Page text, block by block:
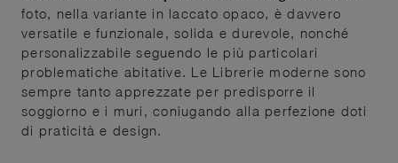
foto, nella variante in laccato opaco, è davvero
versatile e funzionale, solida e durevole, nonché
personalizzabile seguendo le più particolari
problematiche abitative. Le Librerie moderne sono
sempre tanto apprezzate per predisporre il
soggiorno e i muri, coniugando alla perfezione doti
di praticità e design.